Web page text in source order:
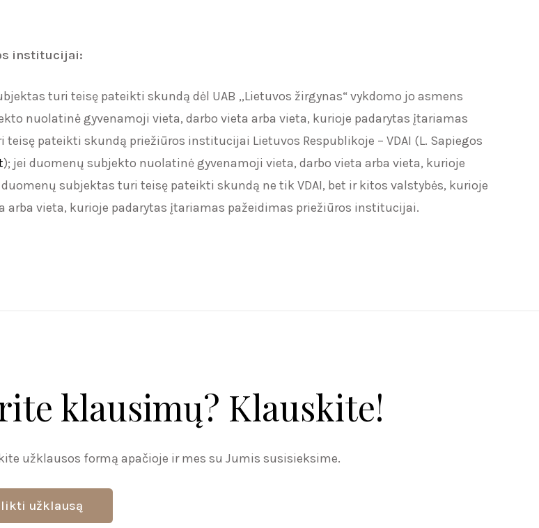
institucijai:
turi teisę pateikti skundą dėl UAB ,,Lietuvos žirgynas“ vykdomo jo asmens
nuolatinė gyvenamoji vieta, darbo vieta arba vieta, kurioje padarytas įtariamas
pateikti skundą priežiūros institucijai Lietuvos Respublikoje – VDAI (L. Sapiegos
); jei duomenų subjekto nuolatinė gyvenamoji vieta, darbo vieta arba vieta, kurioje
subjektas turi teisę pateikti skundą ne tik VDAI, bet ir kitos valstybės, kurioje
vieta, kurioje padarytas įtariamas pažeidimas priežiūros institucijai.
klausimų? Klauskite!
užklausos formą apačioje ir mes su Jumis susisieksime.
užklausą